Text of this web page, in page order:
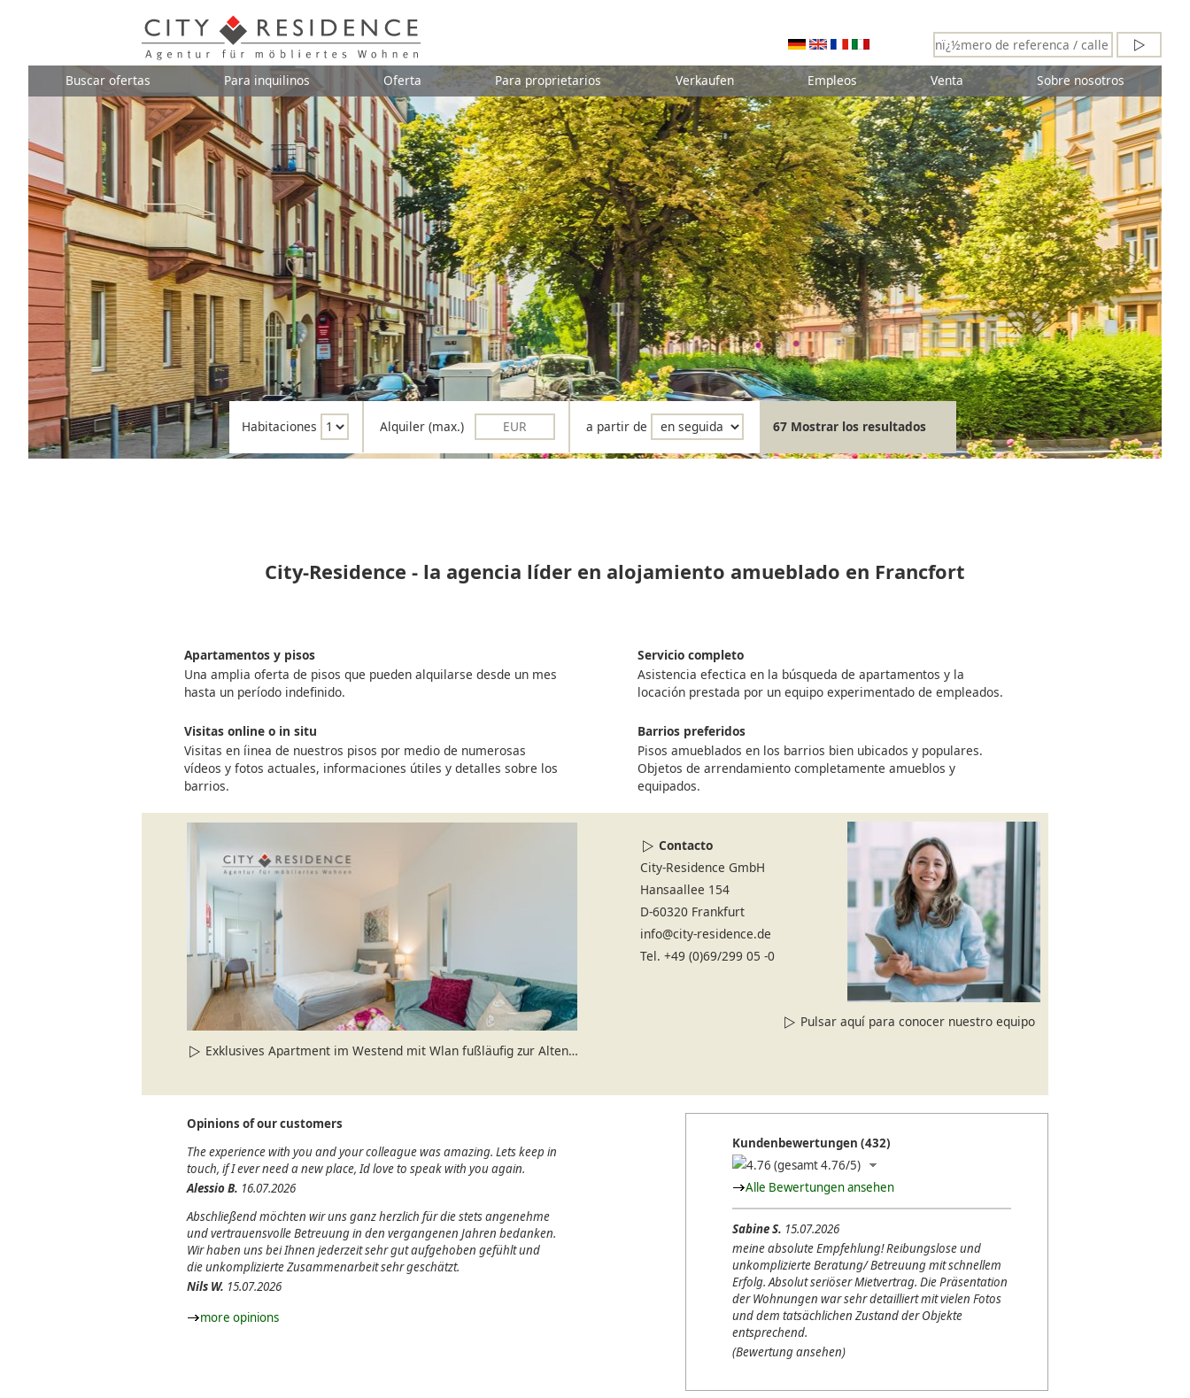
Buscar ofertas Para inquilinos Oferta Para proprietarios Verkaufen Empleos Venta Sobre nosotros
Habitaciones Alquiler (max.) a partir de 67 Mostrar los resultados
City-Residence - la agencia líder en alojamiento amueblado en Francfort
Apartamentos y pisos
Una amplia oferta de pisos que pueden alquilarse desde un mes
hasta un período indefinido.
Servicio completo
Asistencia efectica en la búsqueda de apartamentos y la
locación prestada por un equipo experimentado de empleados.
Visitas online o in situ
Visitas en íinea de nuestros pisos por medio de numerosas
vídeos y fotos actuales, informaciones útiles y detalles sobre los
barrios.
Barrios preferidos
Pisos amueblados en los barrios bien ubicados y populares.
Objetos de arrendamiento completamente amueblos y
equipados.
Exklusives Apartment im Westend mit Wlan fußläufig zur Alten Oper
Pulsar aquí para conocer nuestro equipo
Contacto
City-Residence GmbH
Hansaallee 154
D-60320 Frankfurt
info@city-residence.de
Tel. +49 (0)69/299 05 -0
Opinions of our customers
The experience with you and your colleague was amazing. Lets keep in
touch, if I ever need a new place, Id love to speak with you again.
Alessio B. 16.07.2026
Abschließend möchten wir uns ganz herzlich für die stets angenehme
und vertrauensvolle Betreuung in den vergangenen Jahren bedanken.
Wir haben uns bei Ihnen jederzeit sehr gut aufgehoben gefühlt und
die unkomplizierte Zusammenarbeit sehr geschätzt.
Nils W. 15.07.2026
more opinions
Kundenbewertungen (432)
(gesamt 4.76/5)
Alle Bewertungen ansehen
Sabine S. 15.07.2026
meine absolute Empfehlung! Reibungslose und
unkomplizierte Beratung/ Betreuung mit schnellem
Erfolg. Absolut seriöser Mietvertrag. Die Präsentation
der Wohnungen war sehr detailliert mit vielen Fotos
und dem tatsächlichen Zustand der Objekte
entsprechend.
(Bewertung ansehen)